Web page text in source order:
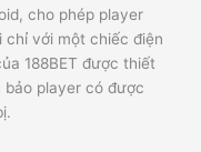
cho phép player
chỉ với một chiếc điện
188BET được thiết
player có được